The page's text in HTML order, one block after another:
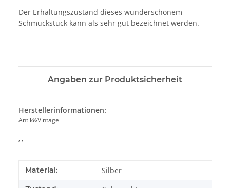
Der Erhaltungszustand dieses wunderschönem
Schmuckstück kann als sehr gut bezeichnet werden.
Angaben zur Produktsicherheit
Herstellerinformationen:
Antik&Vintage
, ,
Produkteigenschaft
Wert
Material: Silber